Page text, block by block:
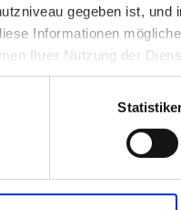
gegeben ist, und
Informationen
Ihrer Nutzung der
in Korneuburg
englischen Truppen im